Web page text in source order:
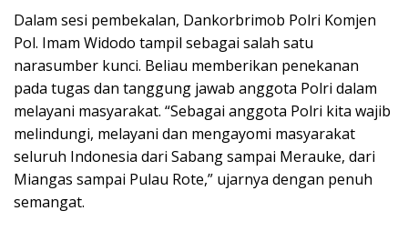
Dalam sesi pembekalan, Dankorbrimob Polri Komjen
Pol. Imam Widodo tampil sebagai salah satu
narasumber kunci. Beliau memberikan penekanan
pada tugas dan tanggung jawab anggota Polri dalam
melayani masyarakat. “Sebagai anggota Polri kita wajib
melindungi, melayani dan mengayomi masyarakat
seluruh Indonesia dari Sabang sampai Merauke, dari
Miangas sampai Pulau Rote,” ujarnya dengan penuh
semangat.